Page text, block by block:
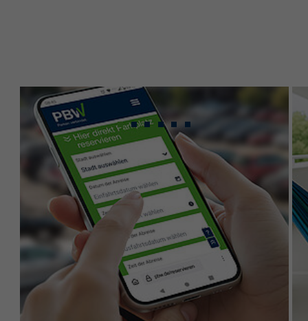
Gebündeltes Know-
how für maximale
Leistung.